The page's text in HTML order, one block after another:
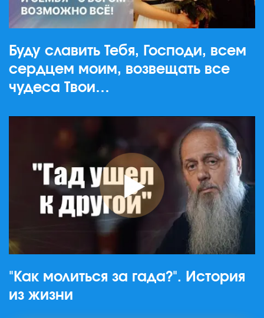
Буду славить Тебя, Господи, всем
сердцем моим, возвещать все
чудеса Твои…
"Как молиться за гада?". История
из жизни